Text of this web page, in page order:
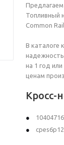
Предлагаем
Топливный
Common
В каталоге
на 1 год
ценам
Кросс-